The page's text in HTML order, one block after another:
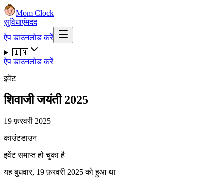
Mom Clock
सुविधाएंमदद
ऐप डाउनलोड करें
🇮🇳
ऐप डाउनलोड करें
इवेंट
शिवाजी जयंती 2025
19 फ़रवरी 2025
काउंटडाउन
इवेंट समाप्त हो चुका है
यह बुधवार, 19 फ़रवरी 2025 को हुआ था